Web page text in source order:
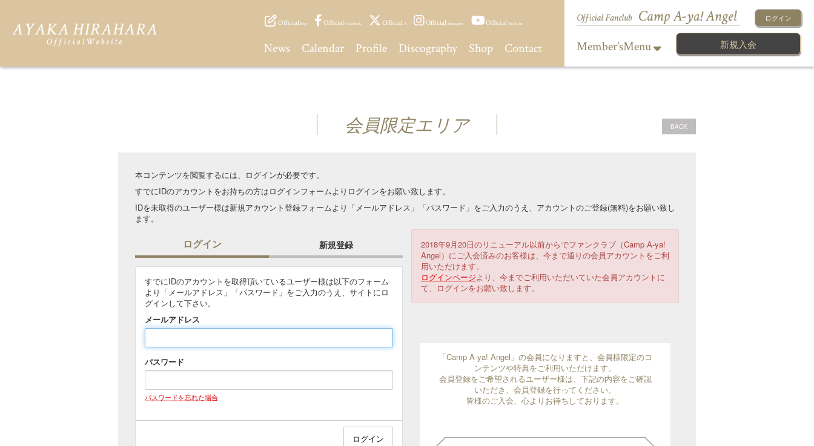
OfficialBlog Official Facebook Official X Official Instagram OfficialYouTube
News Calendar Profile Discography Shop Contact
ログイン
Member’sMenu 新規入会
会員限定エリア BACK
本コンテンツを閲覧するには、ログインが必要です。
すでにIDのアカウントをお持ちの方はログインフォームよりログインをお願い致します。
IDを未取得のユーザー様は新規アカウント登録フォームより「メールアドレス」「パスワード」をご入力のうえ、アカウントのご登録(無料)をお願い致し
ます。
ログイン 新規登録
すでにIDのアカウントを取得頂いているユーザー様は以下のフォーム
より「メールアドレス」「パスワード」をご入力のうえ、サイトにロ
グインして下さい。
メールアドレス
パスワード
パスワードを忘れた場合
2018年9月20日のリニューアル以前からでファンクラブ（Camp A-ya!
Angel）にご入会済みのお客様は、今まで通りの会員アカウントをご利
用いただけます。
ログインページより、今までご利用いただいていた会員アカウントに
て、ログインをお願い致します。
「Camp A-ya! Angel」の会員になりますと、会員様限定のコ
ンテンツや特典をご利用いただけます。
会員登録をご希望されるユーザー様は、下記の内容をご確認
いただき、会員登録を行ってください。
皆様のご入会、心よりお待ちしております。